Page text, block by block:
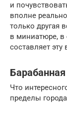
и
вполне
только другая
в миниатюре, в
составляет
Что
пределы